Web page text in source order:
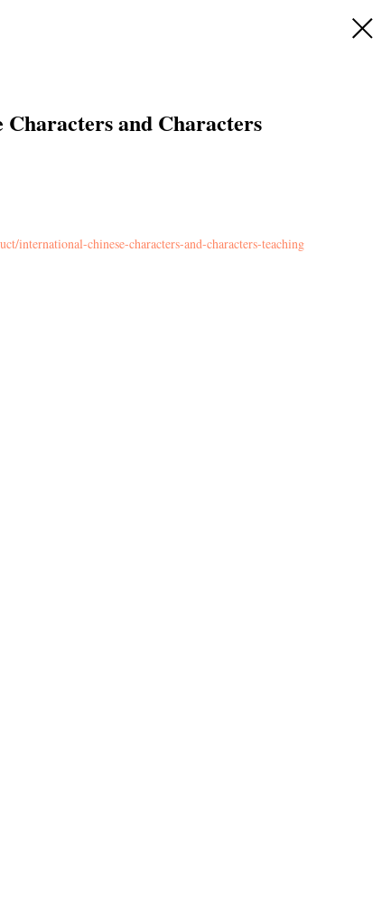
and Characters
international-chinese-characters-and-characters-teaching